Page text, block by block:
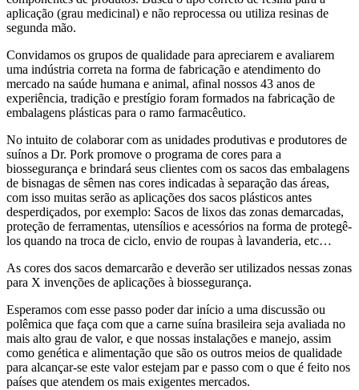
aplicação (grau medicinal) e não reprocessa ou utiliza resinas de
segunda mão.
Convidamos os grupos de qualidade para apreciarem e avaliarem
uma indústria correta na forma de fabricação e atendimento do
mercado na saúde humana e animal, afinal nossos 43 anos de
experiência, tradição e prestígio foram formados na fabricação de
embalagens plásticas para o ramo farmacêutico.
No intuito de colaborar com as unidades produtivas e produtores de
suínos a Dr. Pork promove o programa de cores para a
biossegurança e brindará seus clientes com os sacos das embalagens
de bisnagas de sêmen nas cores indicadas à separação das áreas,
com isso muitas serão as aplicações dos sacos plásticos antes
desperdiçados, por exemplo: Sacos de lixos das zonas demarcadas,
proteção de ferramentas, utensílios e acessórios na forma de protegê-
los quando na troca de ciclo, envio de roupas à lavanderia, etc…
As cores dos sacos demarcarão e deverão ser utilizados nessas zonas
para X invenções de aplicações à biossegurança.
Esperamos com esse passo poder dar início a uma discussão ou
polêmica que faça com que a carne suína brasileira seja avaliada no
mais alto grau de valor, e que nossas instalações e manejo, assim
como genética e alimentação que são os outros meios de qualidade
para alcançar-se este valor estejam par e passo com o que é feito nos
países que atendem os mais exigentes mercados.